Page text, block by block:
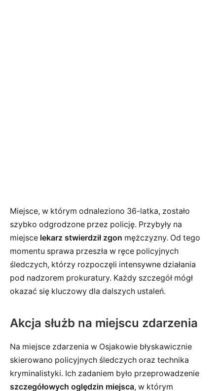
Miejsce, w którym odnaleziono 36-latka, zostało
szybko odgrodzone przez policję. Przybyły na
miejsce lekarz stwierdził zgon mężczyzny. Od tego
momentu sprawa przeszła w ręce policyjnych
śledczych, którzy rozpoczęli intensywne działania
pod nadzorem prokuratury. Każdy szczegół mógł
okazać się kluczowy dla dalszych ustaleń.
Akcja służb na miejscu zdarzenia
Na miejsce zdarzenia w Osjakowie błyskawicznie
skierowano policyjnych śledczych oraz technika
kryminalistyki. Ich zadaniem było przeprowadzenie
szczegółowych oględzin miejsca, w którym